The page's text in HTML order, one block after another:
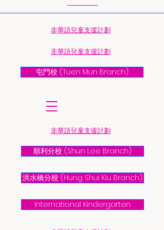
​非華語兒童支援計劃
​非華語兒童支援計劃
屯門校 (Tuen Mun Branch)
​非華語兒童支援計劃
順利分校 (Shun Lee Branch)
洪水橋分校 (Hung Shui Kiu Branch)
International Kindergarten